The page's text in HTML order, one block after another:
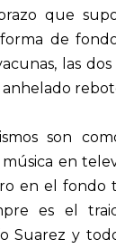
que
de
las
anhelado
son
en
en el fondo
es el
Suarez y